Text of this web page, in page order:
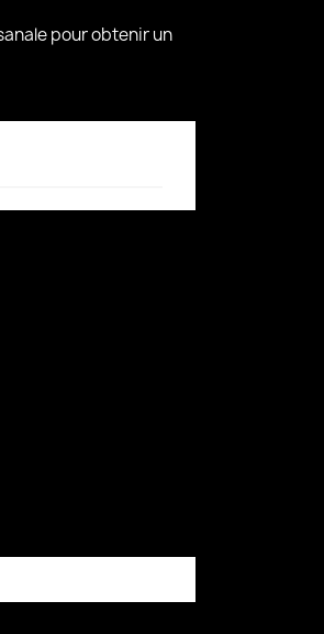
pour obtenir un